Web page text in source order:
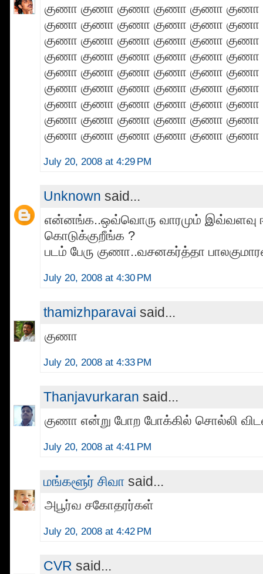
குணா குணா குணா குணா குணா
குணா குணா குணா குணா குணா
குணா குணா குணா குணா குணா
குணா குணா குணா குணா குணா
குணா குணா குணா குணா குணா
குணா குணா குணா குணா குணா
குணா குணா குணா குணா குணா
குணா குணா குணா குணா குணா
குணா குணா குணா குணா குணா குணா
July 20, 2008 at 4:29 PM
Unknown said...
என்னங்க..ஒவ்வொரு வாரமும் இவ்வளவு
கொடுக்குறீங்க ?
படம் பேரு குணா..வசனகர்த்தா
July 20, 2008 at 4:30 PM
thamizhparavai said...
குணா
July 20, 2008 at 4:33 PM
Thanjavurkaran said...
குணா என்று போற போக்கில் சொல்லி
July 20, 2008 at 4:41 PM
மங்களூர் சிவா said...
அபூர்வ சகோதரர்கள்
July 20, 2008 at 4:42 PM
CVR said...